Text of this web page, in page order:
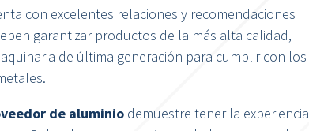
con excelentes relaciones y recomendaciones
garantizar productos de la más alta calidad,
de última generación para cumplir con los
de aluminio demuestre tener la experiencia